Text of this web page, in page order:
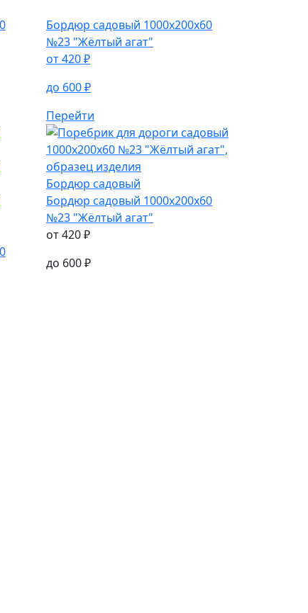
Бордюр садовый 1000х200х60
№23 "Жёлтый агат"
от420₽
до 600₽
Перейти
Бордюр садовый
Бордюр садовый 1000х200х60
№23 "Жёлтый агат"
от420₽
до 600₽